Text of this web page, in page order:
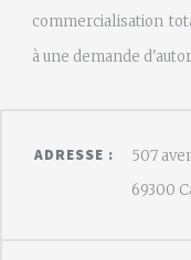
commercialisation
à une demande
ADRESSE :
507
69300